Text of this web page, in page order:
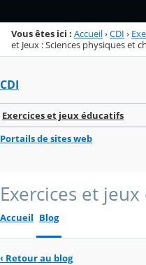
Vous êtes ici : Accueil›CDI ›
et Jeux : Sciences physiques et
CDI
Exercices et jeux éducatifs
Portails de sites web
Exercices et
Accueil Blog
‹ Retour au blog